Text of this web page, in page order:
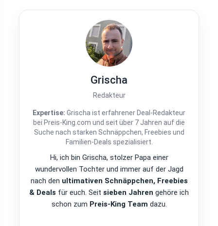
Grischa
Redakteur
Expertise: Grischa ist erfahrener Deal-Redakteur
bei Preis-King.com und seit über 7 Jahren auf die
Suche nach starken Schnäppchen, Freebies und
Familien-Deals spezialisiert.
Hi, ich bin Grischa, stolzer Papa einer
wundervollen Tochter und immer auf der Jagd
nach den ultimativen Schnäppchen, Freebies
& Deals für euch. Seit sieben Jahren gehöre ich
schon zum Preis-King Team dazu.